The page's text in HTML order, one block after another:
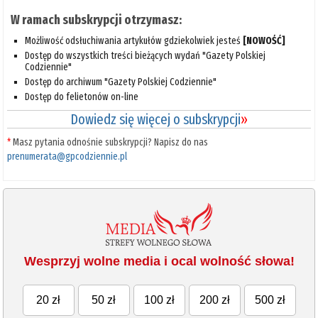
W ramach subskrypcji otrzymasz:
Możliwość odsłuchiwania artykułów gdziekolwiek jesteś [NOWOŚĆ]
Dostęp do wszystkich treści bieżących wydań "Gazety Polskiej
Codziennie"
Dostęp do archiwum "Gazety Polskiej Codziennie"
Dostęp do felietonów on-line
Dowiedz się więcej o subskrypcji»
*Masz pytania odnośnie subskrypcji? Napisz do nas
prenumerata@gpcodziennie.pl
Wesprzyj wolne media i ocal wolność słowa!
20 zł 50 zł 100 zł 200 zł 500 zł